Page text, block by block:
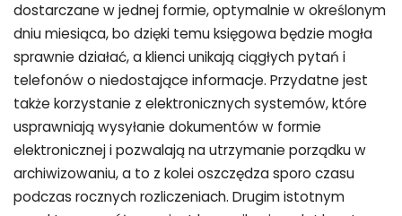
dostarczane w jednej formie, optymalnie w określonym
dniu miesiąca, bo dzięki temu księgowa będzie mogła
sprawnie działać, a klienci unikają ciągłych pytań i
telefonów o niedostające informacje. Przydatne jest
także korzystanie z elektronicznych systemów, które
usprawniają wysyłanie dokumentów w formie
elektronicznej i pozwalają na utrzymanie porządku w
archiwizowaniu, a to z kolei oszczędza sporo czasu
podczas rocznych rozliczeniach. Drugim istotnym